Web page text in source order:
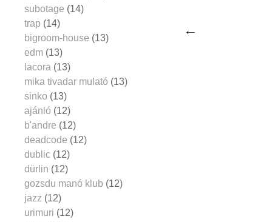
subotage (14)
trap (14)
bigroom-house (13)
edm (13)
lacora (13)
mika tivadar mulató (13)
sinko (13)
ajánló (12)
b'andre (12)
deadcode (12)
dublic (12)
dürlin (12)
gozsdu manó klub (12)
jazz (12)
urimuri (12)